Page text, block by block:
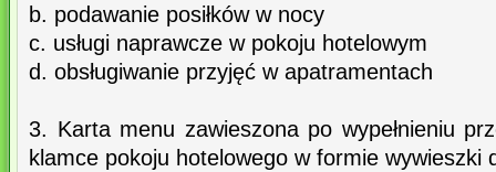
b. podawanie posiłków w nocy
c. usługi naprawcze w pokoju hotelowym
d. obsługiwanie przyjęć w apatramentach
3. Karta menu zawieszona po wypełnieniu
klamce pokoju hotelowego w formie wywieszki